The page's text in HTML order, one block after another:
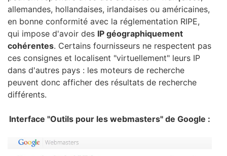
allemandes, hollandaises, irlandaises ou américaines,
en bonne conformité avec la réglementation RIPE,
qui impose d'avoir des IP géographiquement
cohérentes. Certains fournisseurs ne respectent pas
ces consignes et localisent "virtuellement" leurs IP
dans d'autres pays : les moteurs de recherche
peuvent donc afficher des résultats de recherche
différents.
Interface "Outils pour les webmasters" de Google :